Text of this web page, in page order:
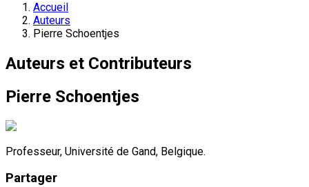
Accueil
Auteurs
Pierre Schoentjes
Auteurs et Contributeurs
Pierre Schoentjes
Professeur, Université de Gand, Belgique.
Partager